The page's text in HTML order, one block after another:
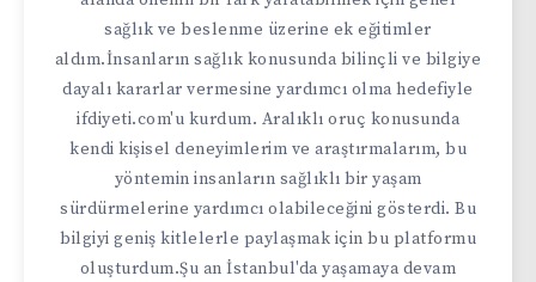
sağlık ve beslenme üzerine ek eğitimler
aldım.İnsanların sağlık konusunda bilinçli ve bilgiye
dayalı kararlar vermesine yardımcı olma hedefiyle
ifdiyeti.com'u kurdum. Aralıklı oruç konusunda
kendi kişisel deneyimlerim ve araştırmalarım, bu
yöntemin insanların sağlıklı bir yaşam
sürdürmelerine yardımcı olabileceğini gösterdi. Bu
bilgiyi geniş kitlelerle paylaşmak için bu platformu
oluşturdum.Şu an İstanbul'da yaşamaya devam